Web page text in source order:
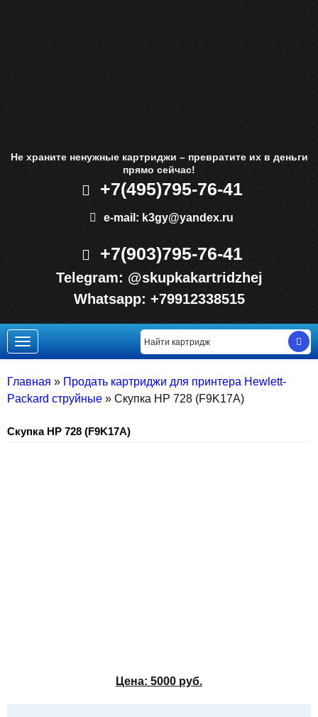
Не храните ненужные картриджи – превратите их в деньги
прямо сейчас!
+7(495)795-76-41
e-mail: k3gy@yandex.ru
+7(903)795-76-41
Telegram: @skupkakartridzhej
Whatsapp: +79912338515
Toggle
navigation
Главная » Продать картриджи для принтера Hewlett-
Packard струйные » Скупка HP 728 (F9K17A)
Скупка HP 728 (F9K17A)
Цена: 5000 руб.